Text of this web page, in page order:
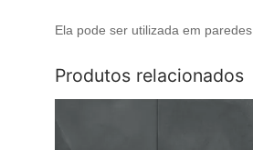
Ela pode ser utilizada em paredes.
Produtos relacionados